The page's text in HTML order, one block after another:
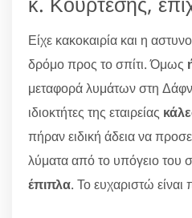
Είχε κακοκαιρία και η
δρόμο προς το σπίτι. Όμως
μεταφορά λυμάτων στη
ιδιοκτήτες της εταιρείας
πήραν ειδική άδεια να
λύματα από το υπόγειο του
έπιπλα. Το ευχαριστώ είναι